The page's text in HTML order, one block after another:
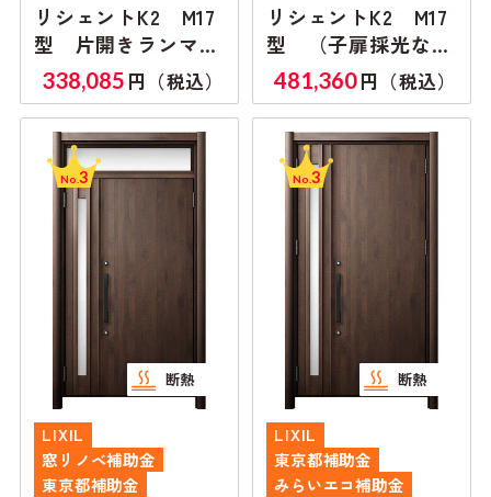
リシェントK2 M17
型 片開きランマ付
き
338,085 円（税込）
リシェントK2 M17
型 （子扉採光な
し）親子ランマ無し
481,360円（税込）
No. 3
断熱
LIXIL
窓リノベ補助金
東京都補助金
No. 3
断熱
LIXIL
東京都補助金
みらいエコ補助金